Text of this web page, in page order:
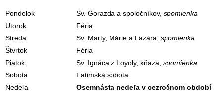
Pondelok Sv. Gorazda a spoločníkov, spomienka
Utorok
Féria
Streda
Sv. Marty, Márie a Lazára, spomienka
Štvrtok
Féria
Piatok
Sv. Ignáca z Loyoly, kňaza, spomienka
Sobota
Fatimská sobota
Nedeľa
Osemnásta nedeľa v cezročnom období